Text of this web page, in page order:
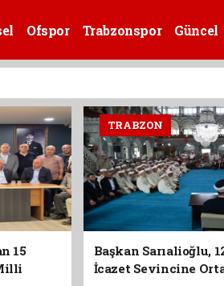
Ofspor Trabzonspor Güncel
15
TRABZON
Başkan Sarıalioğlu,
İcazet Sevincine